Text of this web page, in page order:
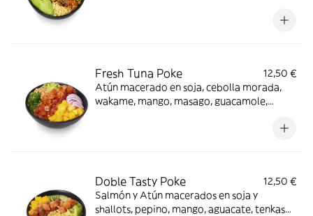
Fresh Tuna Poke
12,50 €
Atún macerado en soja, cebolla morada,
wakame, mango, masago, guacamole,
Doble Tasty Poke
12,50 €
Salmón y Atún macerados en soja y
shallots, pepino, mango, aguacate, tenkasu,